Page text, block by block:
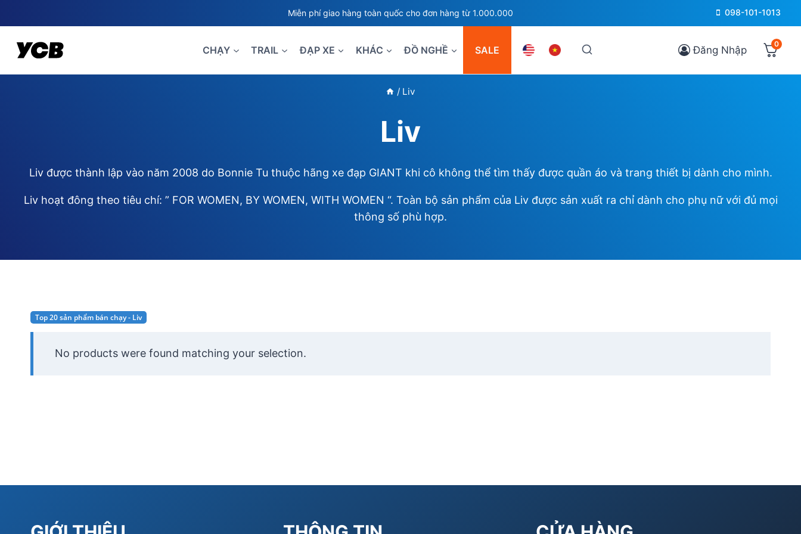
to
content
Miễn phí giao hàng toàn quốc cho đơn hàng từ 1.000.000 098-101-1013
CHẠY TRAIL ĐẠP XE KHÁC ĐỒ NGHỀ SALE Đăng Nhập 0
/ Liv
Liv
Liv được thành lập vào năm 2008 do Bonnie Tu thuộc hãng xe đạp GIANT khi cô không thể tìm thấy được quần áo và trang thiết bị dành cho mình.
Liv hoạt đông theo tiêu chí: ” FOR WOMEN, BY WOMEN, WITH WOMEN “. Toàn bộ sản phẩm của Liv được sản xuất ra chỉ dành cho phụ nữ với đủ mọi
thông số phù hợp.
Top 20 sản phẩm bán chạy - Liv
No products were found matching your selection.